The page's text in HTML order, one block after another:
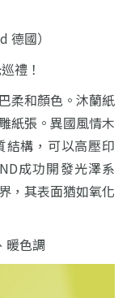
國）
禮！
柔和顏色。沐蘭紙
紙張。異國風情木
結構，可以高壓印
成功開發光澤系
，其表面猶如氧化
暖色調